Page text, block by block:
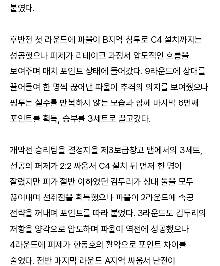
붙였다.
후반전 첫 라운드에 파울이 B지역 침투로 C4 설치까지는
성공했으나 퍼제가 리테이크 과정서 압도적인 흐름을
보여주며 매치 포인트 상태에 들어갔다. 9라운드에 상대를
끌어들여 한 명씩 끊어낸 파울이 추격의 의지를 보여줬으나
핑투는 실수를 반복하지 않는 모습과 함께 마지막 6번째
포인트를 획득, 승부를 3세트로 끌고갔다.
개막전 승리팀을 결정지을 제3보급창고 맵에서의 3세트,
선공의 퍼제가 2:2 싸움서 C4 설치 뒤 먼저 한 명이
잘렸지만 피가 절반 이하였던 김두리가 상대 둘을 모두
끊어내며 선취점을 획득했으나 파울이 2라운드에 속공
전략을 꺼내며 포인트를 따라 붙었다. 3라운드도 김두리의
저항을 양각으로 압도하며 파울이 역전에 성공했으나
4라운드에 퍼제가 한동호의 활약으로 포인트 차이를
줄였다. 전반 마지막 라운드 A지역 싸움서 난전이